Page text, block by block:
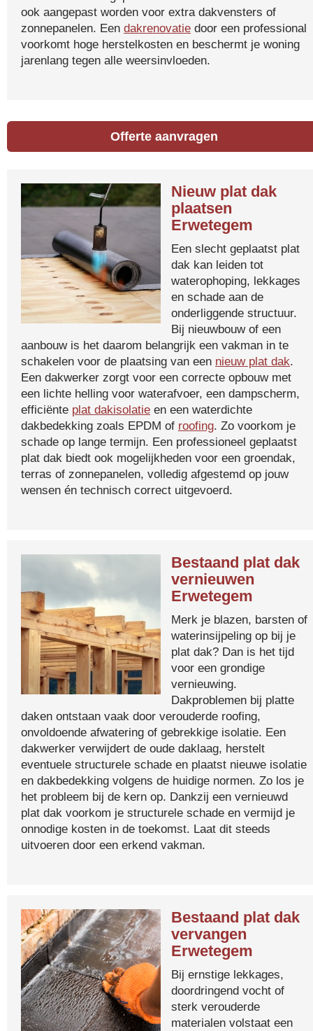
ook aangepast worden voor extra dakvensters of
zonnepanelen. Een dakrenovatie door een professional
voorkomt hoge herstelkosten en beschermt je woning
jarenlang tegen alle weersinvloeden.
Offerte aanvragen
Nieuw plat dak
plaatsen
Erwetegem
Een slecht geplaatst plat
dak kan leiden tot
waterophoping, lekkages
en schade aan de
onderliggende structuur.
Bij nieuwbouw of een
aanbouw is het daarom belangrijk een vakman in te
schakelen voor de plaatsing van een nieuw plat dak.
Een dakwerker zorgt voor een correcte opbouw met
een lichte helling voor waterafvoer, een dampscherm,
efficiënte plat dakisolatie en een waterdichte
dakbedekking zoals EPDM of roofing. Zo voorkom je
schade op lange termijn. Een professioneel geplaatst
plat dak biedt ook mogelijkheden voor een groendak,
terras of zonnepanelen, volledig afgestemd op jouw
wensen én technisch correct uitgevoerd.
Bestaand plat dak
vernieuwen
Erwetegem
Merk je blazen, barsten of
waterinsijpeling op bij je
plat dak? Dan is het tijd
voor een grondige
vernieuwing.
Dakproblemen bij platte
daken ontstaan vaak door verouderde roofing,
onvoldoende afwatering of gebrekkige isolatie. Een
dakwerker verwijdert de oude daklaag, herstelt
eventuele structurele schade en plaatst nieuwe isolatie
en dakbedekking volgens de huidige normen. Zo los je
het probleem bij de kern op. Dankzij een vernieuwd
plat dak voorkom je structurele schade en vermijd je
onnodige kosten in de toekomst. Laat dit steeds
uitvoeren door een erkend vakman.
Bestaand plat dak
vervangen
Erwetegem
Bij ernstige lekkages,
doordringend vocht of
sterk verouderde
materialen volstaat een